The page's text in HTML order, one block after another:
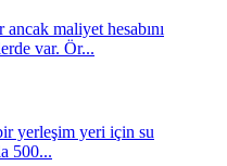
maliyet hesabını
var. Ör...
yerleşim yeri için su
500...